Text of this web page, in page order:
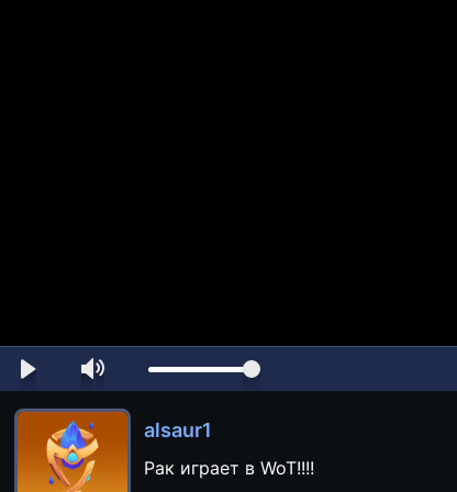
alsaur1
Рак играет в WoT!!!!